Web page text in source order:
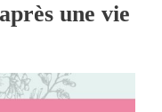
une vie